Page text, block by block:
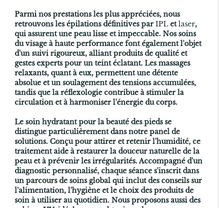
Parmi nos prestations les plus appréciées, nous
retrouvons les épilations définitives parIPL etlaser,
qui assurent une peau lisse et impeccable. Nos soins
du visage à haute performance font également l'objet
d'un suivi rigoureux, alliant produits de qualité et
gestes experts pour un teint éclatant. Les massages
relaxants, quant à eux, permettent une détente
absolue et un soulagement des tensions accumulées,
tandis que la réflexologie contribue à stimuler la
circulation et à harmoniser l'énergie du corps.
Le soin hydratant pour la beauté des pieds se
distingue particulièrement dans notre panel de
solutions. Conçu pour attirer et retenir l'humidité, ce
traitement aide à restaurer la douceur naturelle de la
peau et à prévenir les irrégularités. Accompagné d'un
diagnostic personnalisé, chaque séance s'inscrit dans
un parcours de soins global qui inclut des conseils sur
l'alimentation, l'hygiène et le choix des produits de
soin à utiliser au quotidien. Nous proposons aussi des